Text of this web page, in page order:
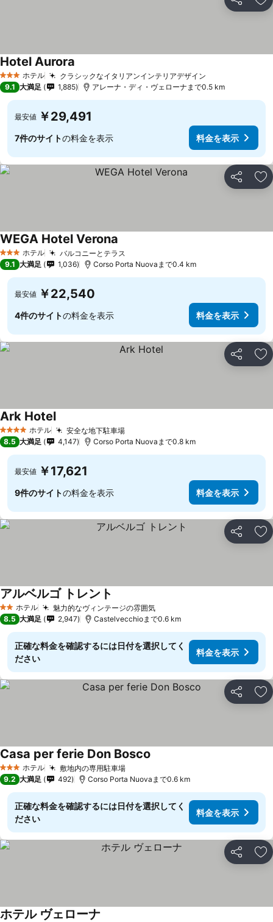
シェア お
3 ホテルのランク
ホテル クラシックなイタリアンインテリアデザイン
Hotel Aurora
9.1 大満足 1,885 アレーナ・ディ・ヴェローナまで0.5 km
最安値 ￥29,491
7件のサイトの料金を表示 料金を表示
シェア お
3 ホテルのランク
ホテル バルコニーとテラス
WEGA Hotel Verona
9.1 大満足 1,036 Corso Porta Nuovaまで0.4 km
最安値 ￥22,540
4件のサイトの料金を表示 料金を表示
シェア お
4 ホテルのランク
ホテル 安全な地下駐車場
Ark Hotel
8.5 大満足 4,147 Corso Porta Nuovaまで0.8 km
最安値 ￥17,621
9件のサイトの料金を表示 料金を表示
シェア お
2 ホテルのランク
ホテル 魅力的なヴィンテージの雰囲気
アルベルゴ トレント
8.5 大満足 2,947 Castelvecchioまで0.6 km
正確な料金を確認するには日付を選択してく
ださい
料金を表示
シェア お
3 ホテルのランク
ホテル 敷地内の専用駐車場
Casa per ferie Don Bosco
9.2 大満足 492 Corso Porta Nuovaまで0.6 km
正確な料金を確認するには日付を選択してく
ださい
料金を表示
シェア お
ホテル ヴェローナ